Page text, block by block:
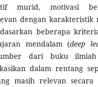
murid, motivasi
dengan
beberapa
mendalam (deep
dari buku
dalam rentang
masih relevan secara